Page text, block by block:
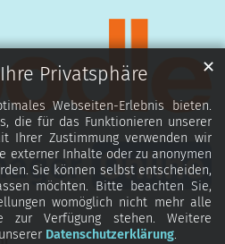
Privatsphäre
Webseiten-Erlebnis bieten.
die für das Funktionieren unserer
Ihrer Zustimmung verwenden wir
externer Inhalte oder zu anonymen
Sie können selbst entscheiden,
möchten. Bitte beachten Sie,
womöglich nicht mehr alle
zur Verfügung stehen. Weitere
Datenschutzerklärung.
✕